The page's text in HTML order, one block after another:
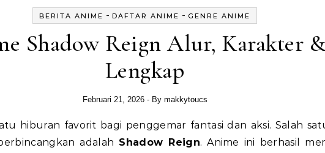
BERITA ANIME - DAFTAR ANIME - GENRE ANIME
Shadow Reign Alur, Karakter
Lengkap
Februari 21, 2026 - By makkytoucs
adalah Shadow Reign. Anime ini berhasil